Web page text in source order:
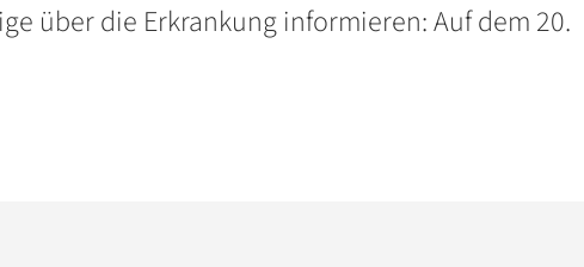
über die Erkrankung informieren: Auf dem 20.